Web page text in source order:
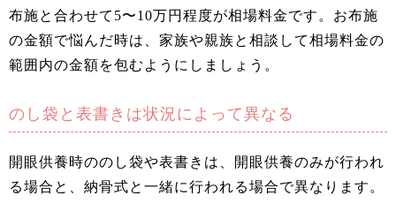
布施と合わせて5〜10万円程度が相場料金です。お布施
の金額で悩んだ時は、家族や親族と相談して相場料金の
範囲内の金額を包むようにしましょう。
のし袋と表書きは状況によって異なる
開眼供養時ののし袋や表書きは、開眼供養のみが行われ
る場合と、納骨式と一緒に行われる場合で異なります。